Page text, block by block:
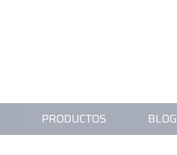
PRODUCTOS BLOG